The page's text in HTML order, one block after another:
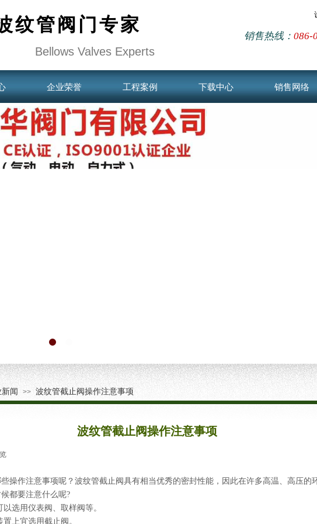
Bellows Valves Experts
纹管阀门专家
销售热线： 086-
企业荣誉 工程案例 下载中心 销售网络
闻 >> 波纹管截止阀操作注意事项
波纹管截止阀操作注意事项
操作注意事项呢？波纹管截止阀具有相当优秀的密封性能，因此在许多高温、高压的
都要注意什么呢?
选用仪表阀、取样阀等。
上宜选用截止阀。